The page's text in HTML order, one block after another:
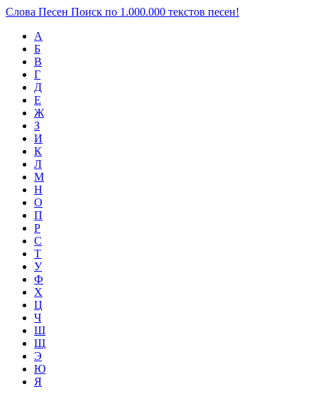
Слова Песен Поиск по 1.000.000 текстов песен!
А
Б
В
Г
Д
Е
Ж
З
И
К
Л
М
Н
О
П
Р
С
Т
У
Ф
Х
Ц
Ч
Ш
Щ
Э
Ю
Я